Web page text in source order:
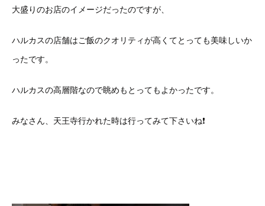
大盛りのお店のイメージだったのですが、
ハルカスの店舗はご飯のクオリティが高くてとっても美味しいか
ったです。
ハルカスの高層階なので眺めもとってもよかったです。
みなさん、天王寺行かれた時は行ってみて下さいね❗️